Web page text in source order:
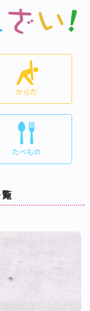
からだ
たべもの